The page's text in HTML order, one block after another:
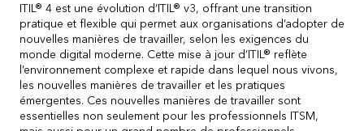
ITIL® 4 est une évolution d’ITIL® v3, offrant une transition
pratique et flexible qui permet aux organisations d’adopter de
nouvelles manières de travailler, selon les exigences du
monde digital moderne. Cette mise à jour d’ITIL® reflète
l’environnement complexe et rapide dans lequel nous vivons,
les nouvelles manières de travailler et les pratiques
émergentes. Ces nouvelles manières de travailler sont
essentielles non seulement pour les professionnels ITSM,